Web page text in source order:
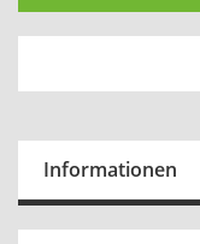
Informationen